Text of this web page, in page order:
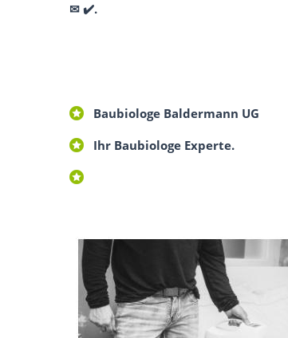
✉ ✔️.
Baubiologe Baldermann UG
Ihr Baubiologe Experte.